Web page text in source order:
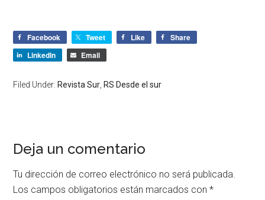
Facebook Tweet Like
Share
LinkedIn
Email
Filed Under:Revista Sur ,RS Desde el sur
Deja un comentario
Tu dirección de correo electrónico no será publicada.
Los campos obligatorios están marcados con*